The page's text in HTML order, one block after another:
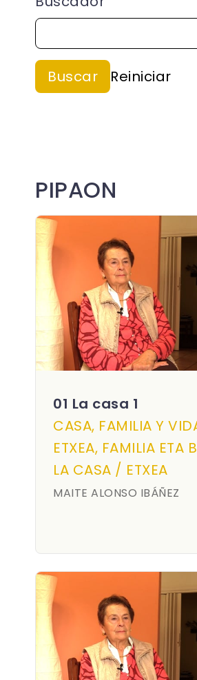
PIPAON
01 La casa 1
CASA, FAMILIA Y
ETXEA, FAMILIA ETA
LA CASA / ETXEA
MAITE ALONSO IBÁÑEZ